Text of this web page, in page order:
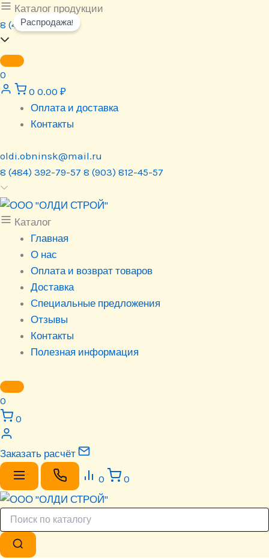
Перейти
к
содержимому
Каталог продукции
8 (484) 392-79-57
0
0 0.00 ₽
Оплата и доставка
Контакты
oldi.obninsk@mail.ru
8 (484) 392-79-57 8 (903) 812-45-57
Каталог
Главная
О нас
Оплата и возврат товаров
Доставка
Специальные предложения
Отзывы
Контакты
Полезная информация
0
0
Заказать расчёт
0 0
Распродажа!